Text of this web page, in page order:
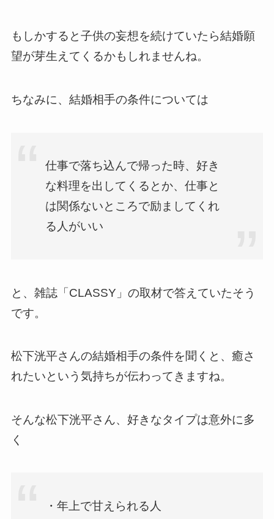
もしかすると子供の妄想を続けていたら結婚願
望が芽生えてくるかもしれませんね。
ちなみに、結婚相手の条件については
仕事で落ち込んで帰った時、好き
な料理を出してくるとか、仕事と
は関係ないところで励ましてくれ
る人がいい
と、雑誌「CLASSY」の取材で答えていたそう
です。
松下洸平さんの結婚相手の条件を聞くと、癒さ
れたいという気持ちが伝わってきますね。
そんな松下洸平さん、好きなタイプは意外に多
く
・年上で甘えられる人